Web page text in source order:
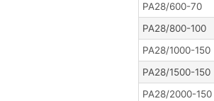
PA28/600-70
PA28/800-100
PA28/1000-150
PA28/1500-150
PA28/2000-150